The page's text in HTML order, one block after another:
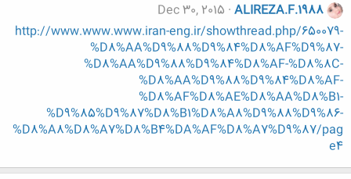
ALIREZA.F.1988
Dec 30, 2015
http://www.www.www.iran-eng.ir/showthread.php/650079-
%D8%AA%D9%88%D9%84%D8%AF%D9%87-
%D8%AA%D9%88%D9%84%D8%AF-%D8%8C-
%D8%AA%D9%88%D9%84%D8%AF-
%D8%AF%D8%AE%D8%AA%D8%B1-
%D9%85%D9%87%D8%B1%D8%A8%D9%88%D9%86-
%D8%A8%D8%A7%D8%B4%DA%AF%D8%A7%D9%87/pag
e4